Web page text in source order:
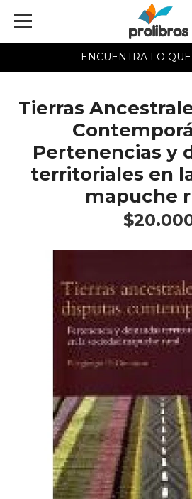
ENCUENTRA LO
Tierras
Pertenencias y
territoriales en
mapuche